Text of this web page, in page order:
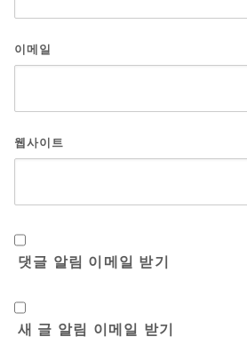
이메일
웹사이트
댓글 알림 이메일 받기
새 글 알림 이메일 받기